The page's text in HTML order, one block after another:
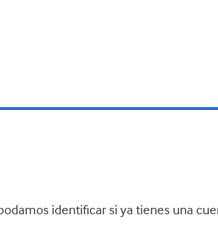
identificar si ya tienes una